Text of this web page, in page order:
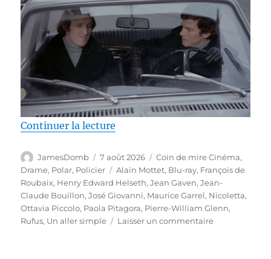
Continuer la lecture
Auteur
JamesDomb
Publié
le
7 août 2026 Catégories
Coin de mire Cinéma,
Drame, Polar, Policier Étiquettes
Alain Mottet, Blu-ray, François de
Roubaix, Henry Edward Helseth,Jean Gaven,Jean-
Claude Bouillon,José Giovanni, Maurice Garrel, Nicoletta,
Ottavia Piccolo, Paola Pitagora, Pierre-William Glenn,
Rufus, Un aller simple Laisser un commentairesur